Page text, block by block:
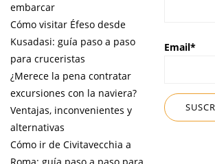
embarcar
Cómo visitar Éfeso desde
Kusadasi: guía paso a paso
para cruceristas
¿Merece la pena contratar
excursiones con la naviera?
Ventajas, inconvenientes y
alternativas
Cómo ir de Civitavecchia a
Email*